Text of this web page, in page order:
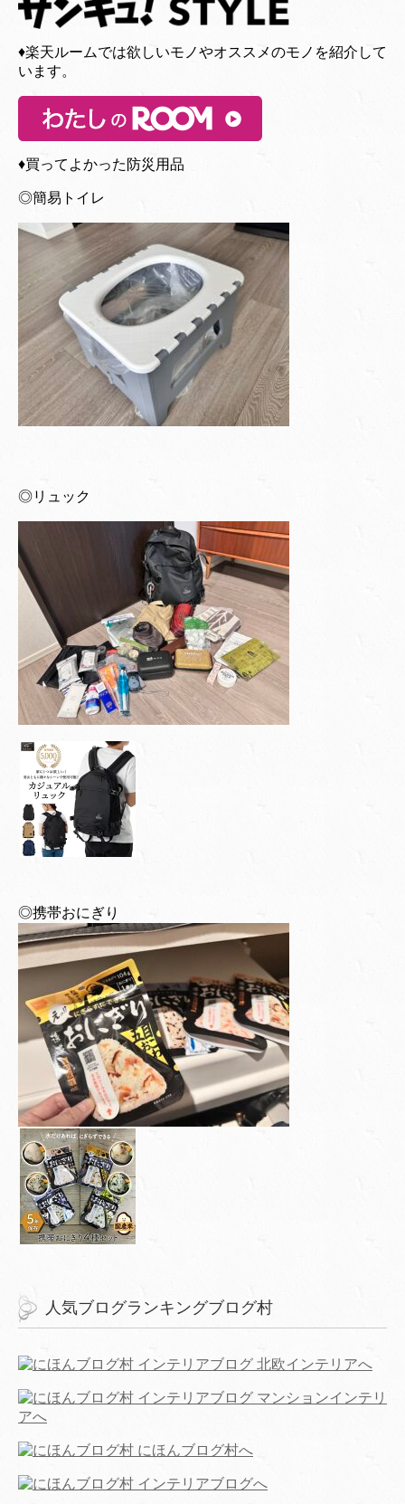
♦︎楽天ルームでは欲しいモノやオススメのモノを紹介して
います。
♦︎買ってよかった防災用品
◎簡易トイレ
◎リュック
◎携帯おにぎり
人気ブログランキングブログ村